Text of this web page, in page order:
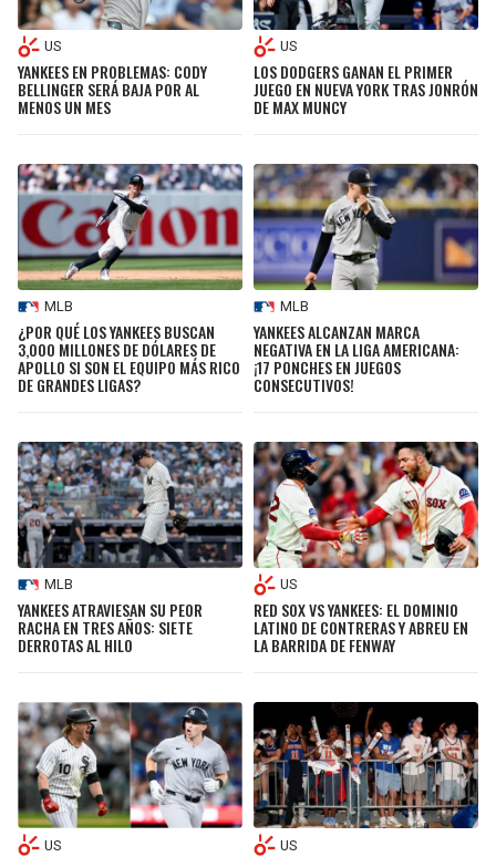
US
YANKEES EN PROBLEMAS: CODY
BELLINGER SERÁ BAJA POR AL
MENOS UN MES
US
LOS DODGERS GANAN EL PRIMER
JUEGO EN NUEVA YORK TRAS JONRÓN
DE MAX MUNCY
MLB
¿POR QUÉ LOS YANKEES BUSCAN
3,000 MILLONES DE DÓLARES DE
APOLLO SI SON EL EQUIPO MÁS RICO
DE GRANDES LIGAS?
MLB
YANKEES ALCANZAN MARCA
NEGATIVA EN LA LIGA AMERICANA:
¡17 PONCHES EN JUEGOS
CONSECUTIVOS!
MLB
YANKEES ATRAVIESAN SU PEOR
RACHA EN TRES AÑOS: SIETE
DERROTAS AL HILO
US
RED SOX VS YANKEES: EL DOMINIO
LATINO DE CONTRERAS Y ABREU EN
LA BARRIDA DE FENWAY
US US